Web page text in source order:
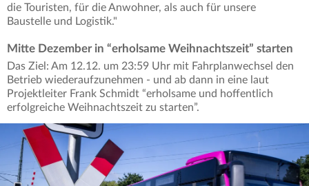
die Touristen, für die Anwohner, als auch für unsere
Baustelle und Logistik."
Mitte Dezember in “erholsame Weihnachtszeit” starten
Das Ziel: Am 12.12. um 23:59 Uhr mit Fahrplanwechsel den
Betrieb wiederaufzunehmen - und ab dann in eine laut
Projektleiter Frank Schmidt “erholsame und hoffentlich
erfolgreiche Weihnachtszeit zu starten”.